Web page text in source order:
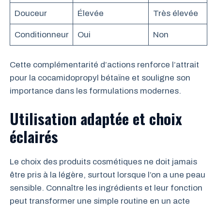
Douceur Élevée Très élevée
Conditionneur Oui Non
Cette complémentarité d’actions renforce l’attrait
pour la cocamidopropyl bétaïne et souligne son
importance dans les formulations modernes.
Utilisation adaptée et choix
éclairés
Le choix des produits cosmétiques ne doit jamais
être pris à la légère, surtout lorsque l’on a une peau
sensible. Connaître les ingrédients et leur fonction
peut transformer une simple routine en un acte